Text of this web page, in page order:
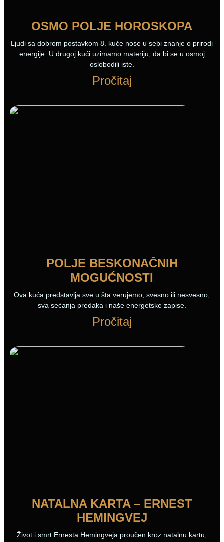
OSMO POLJE HOROSKOPA
Ljudi sa dobrom postavkom 8. kuće nose u sebi znanje o prirodi
energije. U drugoj kući uzimamo materiju, da bi se u osmoj
oslobodili iste.
Pročitaj
POLJE BESKONAČNIH
MOGUĆNOSTI
Ova kuća predstavlja sve u šta verujemo, svesno ili nesvesno,
sva sećanja predaka i naše energetske zapise.
Pročitaj
NATALNA KARTA – ERNEST
HEMINGVEJ
Život i smrt Ernesta Hemingveja proučen kroz natalnu kartu,